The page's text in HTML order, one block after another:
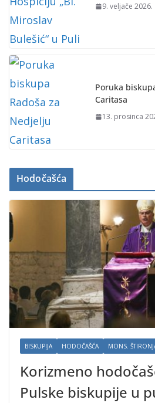
9. veljače 2026.
Poruka
Caritasa
13. prosinca
Hodočašća
BISKUPIJA HODOČAŠĆA MONS.
Korizmeno
Pulske biskupije u